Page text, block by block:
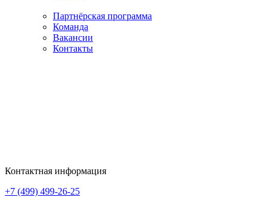
Партнёрская программа
Команда
Вакансии
Контакты
Контактная информация
+7 (499) 499-26-25